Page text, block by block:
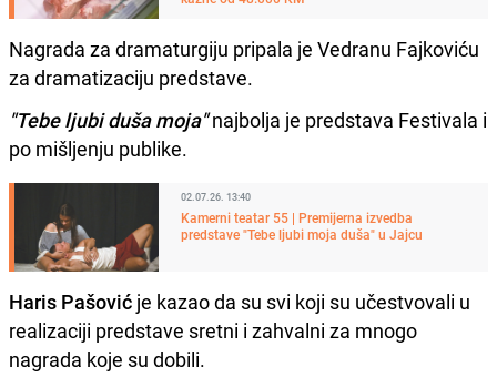
Nagrada za dramaturgiju pripala je Vedranu Fajkoviću
za dramatizaciju predstave.
"Tebe ljubi duša moja"najbolja je predstava Festivala i
po mišljenju publike.
02.07.26. 13:40
Kamerni teatar 55 | Premijerna izvedba
predstave "Tebe ljubi moja duša" u Jajcu
Haris Pašović je kazao da su svi koji su učestvovali u
realizaciji predstave sretni i zahvalni za mnogo
nagrada koje su dobili.